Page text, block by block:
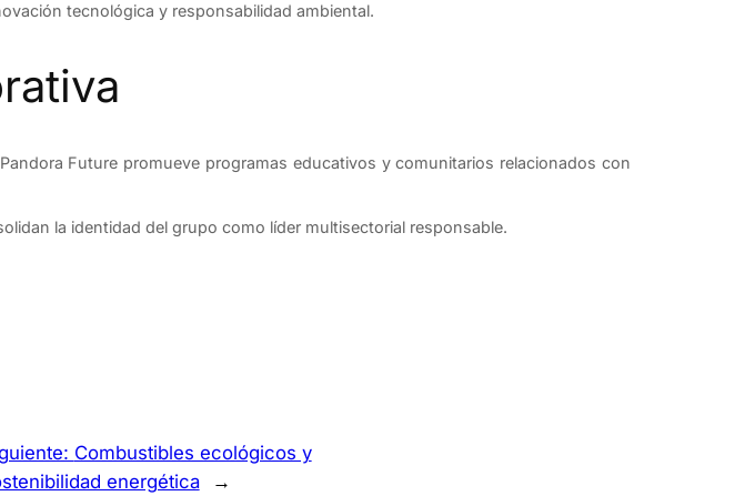
tecnológica y responsabilidad ambiental.
Future promueve programas educativos y comunitarios relacionados con
la identidad del grupo como líder multisectorial responsable.
Combustibles ecológicos y
energética
→